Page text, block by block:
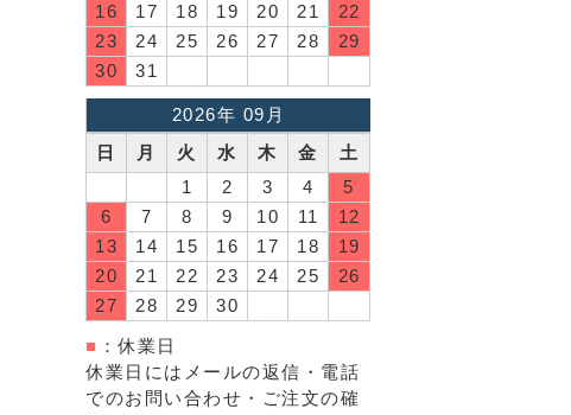
16
17 18 19 20 21
22
23
24 25 26 27 28
29
30
31
2026年 09月
日
月 火 水 木 金
土
1
2 3 4
5
6
7 8 9 10 11
12
13
14 15 16 17 18
19
20
21 22 23 24 25
26
27
28 29
30
■ ：休業日
休業日にはメールの返信・電話
でのお問い合わせ・ご注文の確